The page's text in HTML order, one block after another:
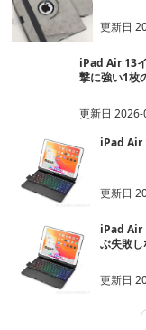
更新日
iPad Air 13
撃に強い1枚
更新日2026-
iPad Air
更新日
iPad Air
ぶ失敗
更新日